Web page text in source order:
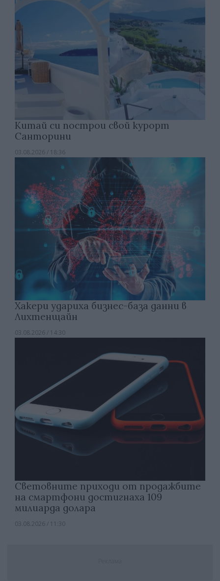
Китай си построи свой курорт
Санторини
03.08.2026 / 18:36
Хакери удариха бизнес-база данни в
Лихтенщайн
03.08.2026 / 14:30
Световните приходи от продажбите
на смартфони достигнаха 109
милиарда долара
03.08.2026 / 11:30